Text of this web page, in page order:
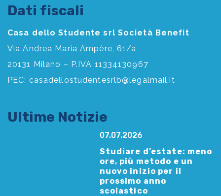
Dati fiscali
Casa dello Studente srl Società Benefit
Via Andrea Maria Ampère, 61/a
20131 Milano – P.IVA 11334130967
PEC: casadellostudentesrlb@legalmail.it
Ultime Notizie
07.07.2026
Studiare d’estate: meno
ore, più metodo e un
nuovo inizio per il
prossimo anno
scolastico